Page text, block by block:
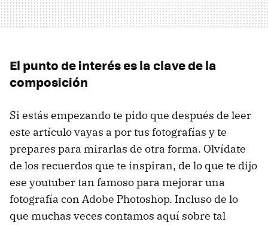
El punto de interés es la clave de la
composición
Si estás empezando te pido que después de leer
este artículo vayas a por tus fotografías y te
prepares para mirarlas de otra forma. Olvídate
de los recuerdos que te inspiran, de lo que te dijo
ese youtuber tan famoso para mejorar una
fotografía con Adobe Photoshop. Incluso de lo
que muchas veces contamos aquí sobre tal